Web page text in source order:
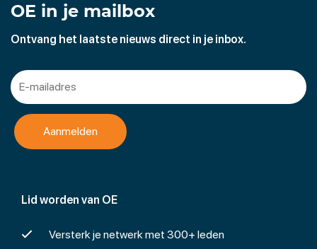
Lid worden van OE
Versterk je netwerk met 300+ leden
OE in je mailbox
Ontvang het laatste nieuws direct in je inbox.